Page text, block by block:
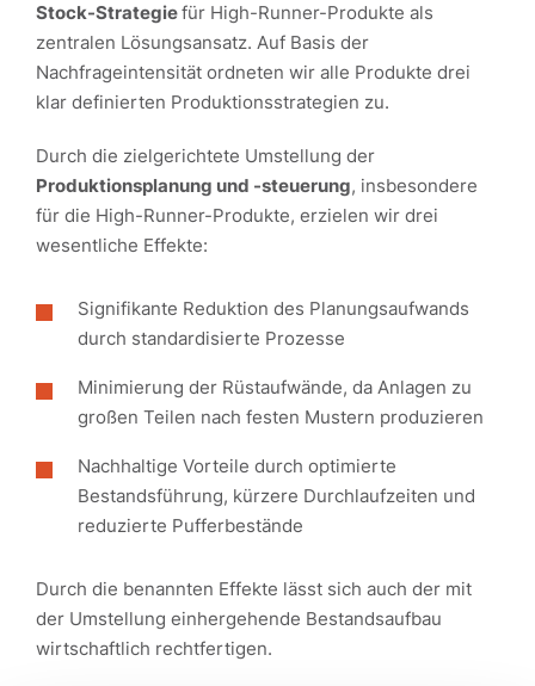
Stock-Strategiefür High-Runner-Produkte als
zentralen Lösungsansatz. Auf Basis der
Nachfrageintensität ordneten wir alle Produkte drei
klar definierten Produktionsstrategien zu.
Durch die zielgerichtete Umstellung der
Produktionsplanung und -steuerung, insbesondere
für die High-Runner-Produkte, erzielen wir drei
wesentliche Effekte:
Signifikante Reduktion des Planungsaufwands
durch standardisierte Prozesse
Minimierung der Rüstaufwände, da Anlagen zu
großen Teilen nach festen Mustern produzieren
Nachhaltige Vorteile durch optimierte
Bestandsführung, kürzere Durchlaufzeiten und
reduzierte Pufferbestände
Durch die benannten Effekte lässt sich auch der mit
der Umstellung einhergehende Bestandsaufbau
wirtschaftlich rechtfertigen.